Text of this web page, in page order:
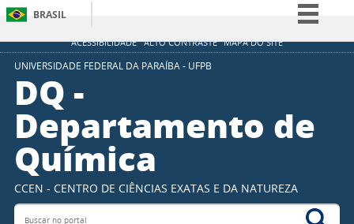
ACESSIBILIDADE ALTO CONTRASTE MAPA DO SITE
BRASIL
Simplifique!
Acesso à informação
Legislação
UNIVERSIDADE FEDERAL DA PARAÍBA - UFPB
DQ -
Departamento de
Química
CCEN - CENTRO DE CIÊNCIAS EXATAS E DA NATUREZA
Buscar no portal